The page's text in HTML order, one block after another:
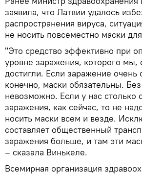
заявила, что Латвии удалось
распространения вируса,
не носить повсеместно маски
"Это средство эффективно при
уровне заражения, которого мы,
достигли. Если заражение очень
конечно, маски обязательны.
невозможно. Если у нас столько
заражения, как сейчас, то не
носить маски всем и везде.
составляет общественный
заражения больше, и там эти
– сказала Винькеле.
Всемирная организация